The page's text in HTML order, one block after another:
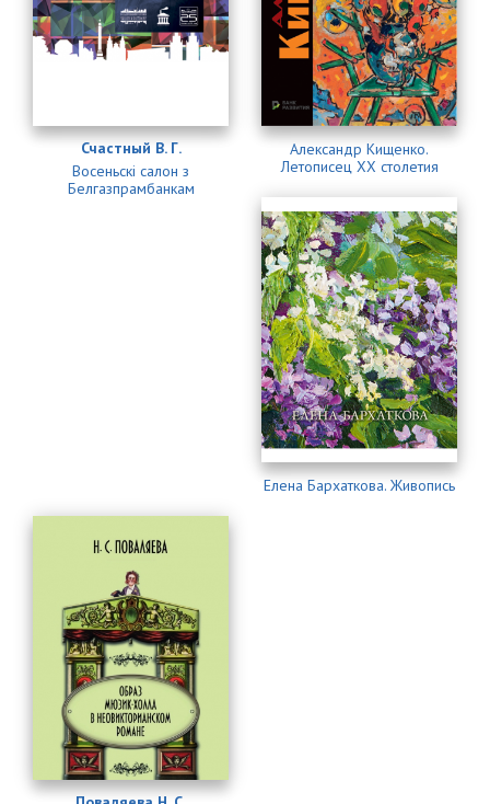
Счастный В. Г.
Восеньскi салон з
Белгазпрамбанкам
Александр Кищенко.
Летописец XX столетия
Елена Бархаткова. Живопись